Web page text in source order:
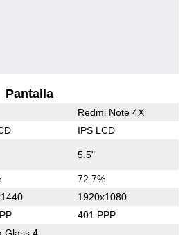
Pantalla
Redmi Note 4X
IPS LCD
5.5"
72.7%
1920x1080
401 PPP